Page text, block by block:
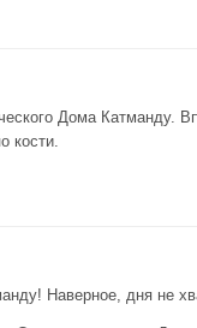
Дома Катманду.
кости.
Наверное, дня не